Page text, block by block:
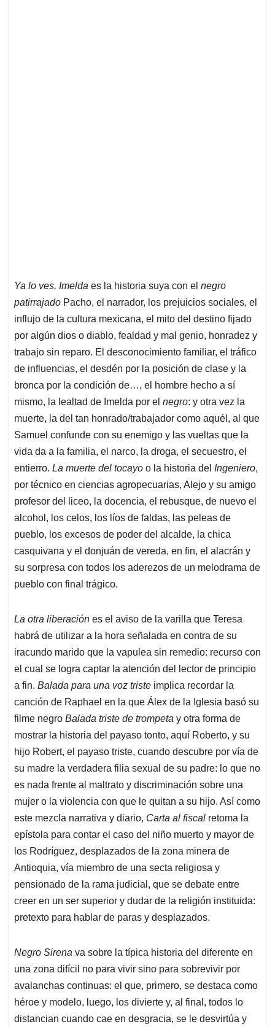
Ya lo ves, Imelda es la historia suya con el negro
patirrajado Pacho, el narrador, los prejuicios sociales, el
influjo de la cultura mexicana, el mito del destino fijado
por algún dios o diablo, fealdad y mal genio, honradez y
trabajo sin reparo. El desconocimiento familiar, el tráfico
de influencias, el desdén por la posición de clase y la
bronca por la condición de…, el hombre hecho a sí
mismo, la lealtad de Imelda por el negro: y otra vez la
muerte, la del tan honrado/trabajador como aquél, al que
Samuel confunde con su enemigo y las vueltas que la
vida da a la familia, el narco, la droga, el secuestro, el
entierro. La muerte del tocayo o la historia del Ingeniero,
por técnico en ciencias agropecuarias, Alejo y su amigo
profesor del liceo, la docencia, el rebusque, de nuevo el
alcohol, los celos, los líos de faldas, las peleas de
pueblo, los excesos de poder del alcalde, la chica
casquivana y el donjuán de vereda, en fin, el alacrán y
su sorpresa con todos los aderezos de un melodrama de
pueblo con final trágico.
La otra liberación es el aviso de la varilla que Teresa
habrá de utilizar a la hora señalada en contra de su
iracundo marido que la vapulea sin remedio: recurso con
el cual se logra captar la atención del lector de principio
a fin. Balada para una voz triste implica recordar la
canción de Raphael en la que Álex de la Iglesia basó su
filme negro Balada triste de trompeta y otra forma de
mostrar la historia del payaso tonto, aquí Roberto, y su
hijo Robert, el payaso triste, cuando descubre por vía de
su madre la verdadera filia sexual de su padre: lo que no
es nada frente al maltrato y discriminación sobre una
mujer o la violencia con que le quitan a su hijo. Así como
este mezcla narrativa y diario, Carta al fiscal retoma la
epístola para contar el caso del niño muerto y mayor de
los Rodríguez, desplazados de la zona minera de
Antioquia, vía miembro de una secta religiosa y
pensionado de la rama judicial, que se debate entre
creer en un ser superior y dudar de la religión instituida:
pretexto para hablar de paras y desplazados.
Negro Sirena va sobre la típica historia del diferente en
una zona difícil no para vivir sino para sobrevivir por
avalanchas continuas: el que, primero, se destaca como
héroe y modelo, luego, los divierte y, al final, todos lo
distancian cuando cae en desgracia, se le desvirtúa y